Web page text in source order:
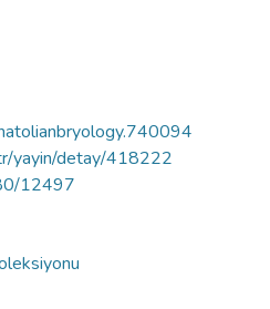
yayin/detay/418222
12497